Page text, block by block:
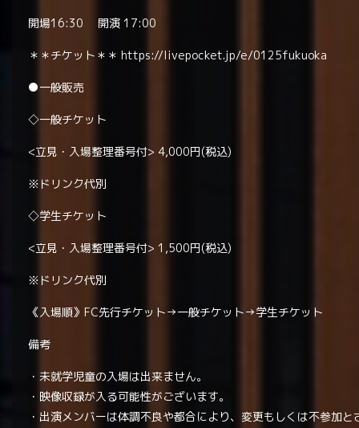
開場16:30 開演 17:00
＊＊チケット＊＊https://livepocket.jp/e/0125fukuoka
●一般販売
◇一般チケット
<立見・入場整理番号付> 4,000円(税込)
※ドリンク代別
◇学生チケット
<立見・入場整理番号付> 1,500円(税込)
※ドリンク代別
《入場順》FC先行チケット→一般チケット→学生チケット
備考
・未就学児童の入場は出来ません。
・映像収録が入る可能性がございます。
・出演メンバーは体調不良や都合により、変更もしくは不参加と